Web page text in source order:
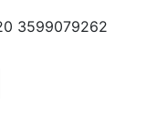
3599079262